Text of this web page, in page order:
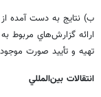
ب) نتايج به دست آمده
ارائه گزارش‌هاي مربوط
تهيه و تأييد صورت
انتقالات بين‌المللي